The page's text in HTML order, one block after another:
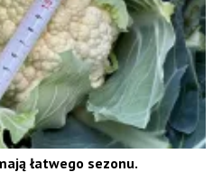
łatwego sezonu.